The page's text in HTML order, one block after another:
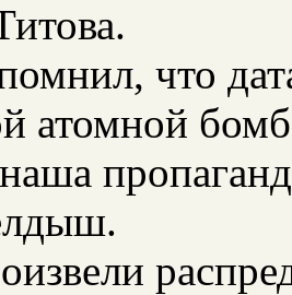
что
атомной